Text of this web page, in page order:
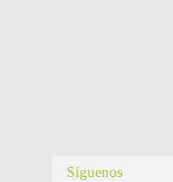
Síguenos